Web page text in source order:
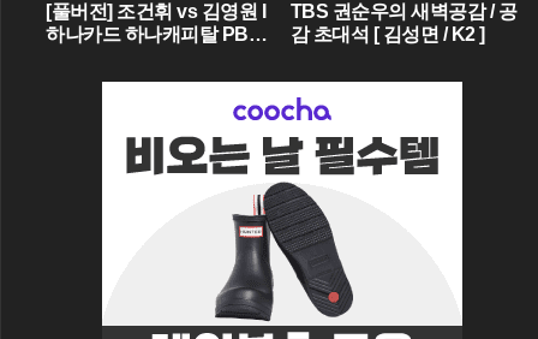
[풀버전] 조건휘 vs 김영원 I
하나카드 하나캐피탈 PBA
3.15 방송
TBS 권순우의 새벽공감 / 공
감 초대석 [ 김성면 / K2 ]